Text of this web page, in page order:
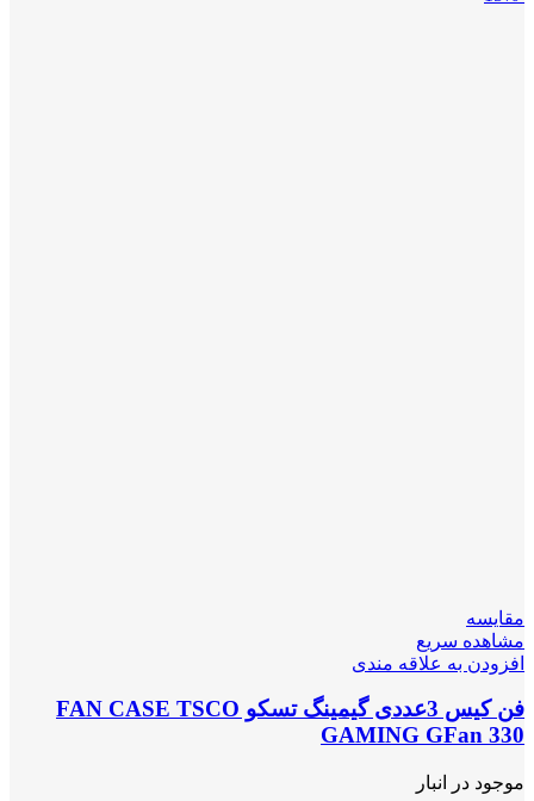
مقایسه
مشاهده سریع
افزودن به علاقه مندی
فن کیس 3عددی گیمینگ تسکو FAN CASE TSCO
GAMING GFan 330
موجود در انبار